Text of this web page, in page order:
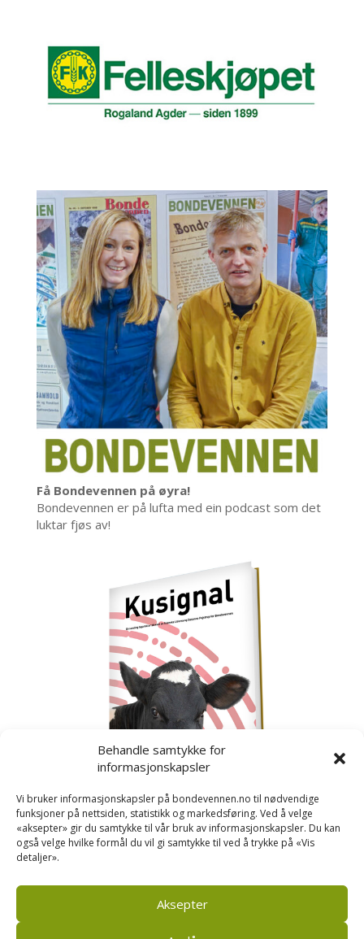
Behandle samtykke for
informasjonskapsler
Vi bruker informasjonskapsler på bondevennen.no til nødvendige
funksjoner på nettsiden, statistikk og markedsføring. Ved å velge
«aksepter» gir du samtykke til vår bruk av informasjonskapsler. Du kan
også velge hvilke formål du vil gi samtykke til ved å trykke på «Vis
detaljer».
Aksepter
Få Bondevennen på øyra!
Bondevennen er på lufta med ein podcast som det
luktar fjøs av!
Kusignal
om kusignal i eit eige hefte.